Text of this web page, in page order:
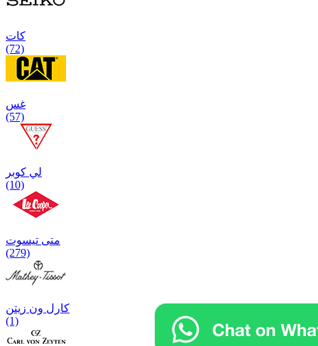
كات
(72)
غس
(57)
لي كوبر
(10)
متی تیسوت
(279)
کارل ون زیتن
(1)